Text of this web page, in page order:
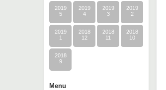
2019
5
2019
4
2019
3
2019
2
2019
1
2018
12
2018
11
2018
10
2018
9
Menu